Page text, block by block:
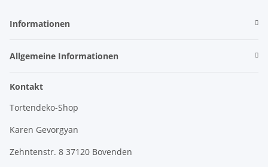
Informationen
Allgemeine Informationen
Kontakt
Tortendeko-Shop
Karen Gevorgyan
Zehntenstr. 8 37120 Bovenden